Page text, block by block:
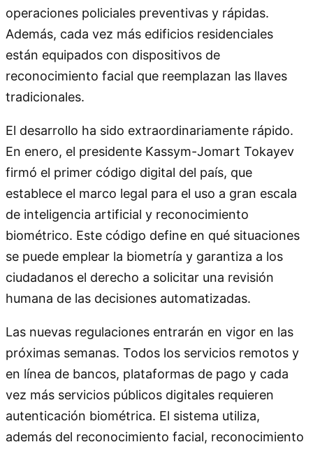
operaciones policiales preventivas y rápidas.
Además, cada vez más edificios residenciales
están equipados con dispositivos de
reconocimiento facial que reemplazan las llaves
tradicionales.
El desarrollo ha sido extraordinariamente rápido.
En enero, el presidente Kassym-Jomart Tokayev
firmó el primer código digital del país, que
establece el marco legal para el uso a gran escala
de inteligencia artificial y reconocimiento
biométrico. Este código define en qué situaciones
se puede emplear la biometría y garantiza a los
ciudadanos el derecho a solicitar una revisión
humana de las decisiones automatizadas.
Las nuevas regulaciones entrarán en vigor en las
próximas semanas. Todos los servicios remotos y
en línea de bancos, plataformas de pago y cada
vez más servicios públicos digitales requieren
autenticación biométrica. El sistema utiliza,
además del reconocimiento facial, reconocimiento